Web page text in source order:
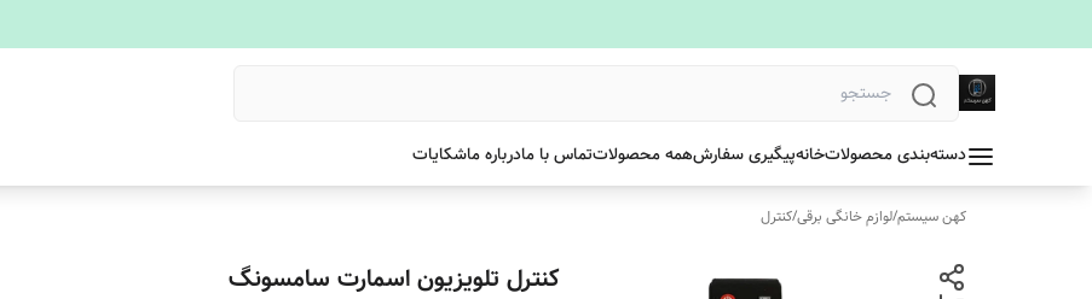
دسته‌بندی محصولاتخانهپیگیری سفارشهمه محصولاتتماس با مادرباره ماشکایات
کهن سیستم/لوازم خانگی برقی/کنترل
کنترل تلویزیون اسمارت سامسونگ